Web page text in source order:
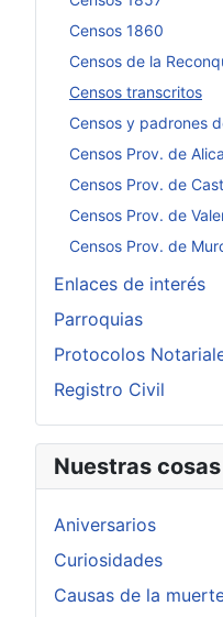
Censos 1860
Censos de la
Censos transcritos
Censos y padrones
Censos Prov. de
Censos Prov. de
Censos Prov. de
Censos Prov. de
Enlaces de interés
Parroquias
Protocolos
Registro Civil
Nuestras cosas
Aniversarios
Curiosidades
Causas de la